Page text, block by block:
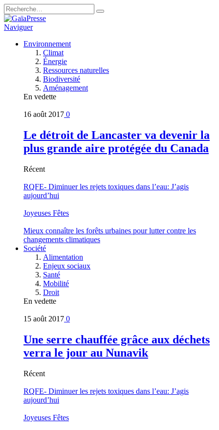
Naviguer
Environnement
Climat
Énergie
Ressources naturelles
Biodiversité
Aménagement
En vedette
16 août 2017 0
Le détroit de Lancaster va devenir la
plus grande aire protégée du Canada
Récent
RQFE- Diminuer les rejets toxiques dans l’eau: J’agis
aujourd’hui
Joyeuses Fêtes
Mieux connaître les forêts urbaines pour lutter contre les
changements climatiques
Société
Alimentation
Enjeux sociaux
Santé
Mobilité
Droit
En vedette
15 août 2017 0
Une serre chauffée grâce aux déchets
verra le jour au Nunavik
Récent
RQFE- Diminuer les rejets toxiques dans l’eau: J’agis
aujourd’hui
Joyeuses Fêtes